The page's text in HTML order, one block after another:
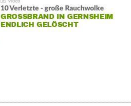
10 Verletzte - große Rauchwolke
GROSSBRAND IN GERNSHEIM E
NDLICH GELÖSCHT